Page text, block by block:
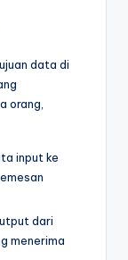
data di
orang,
input ke
dari
menerima